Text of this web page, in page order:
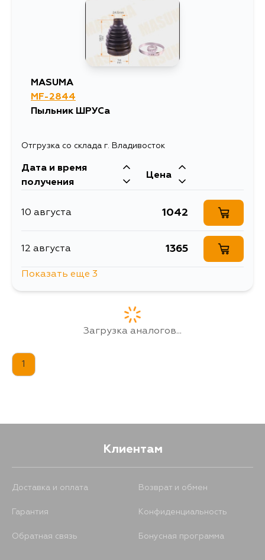
15 августа
MASUMA
MF-2844
Пыльник ШРУСа
Отгрузка со склада г. Владивосток
Дата и время
получения
Цена
10 августа 1042
12 августа 1365
5 сентября
Показать еще 3
Загрузка аналогов...
1
Клиентам
Доставка и оплата Возврат и обмен
Гарантия Конфиденциальность
Обратная связь Бонусная программа